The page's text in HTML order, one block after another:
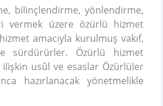
bilinçlendirme, yönlendirme,
vermek üzere özürlü hizmet
amacıyla kurulmuş vakıf,
sürdürürler. Özürlü hizmet
usûl ve esaslar Özürlüler
hazırlanacak yönetmelikle